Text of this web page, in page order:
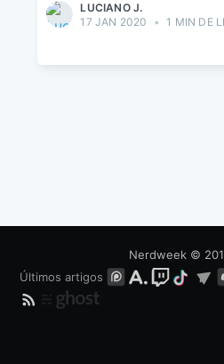
LUCIANO J.
17 JAN 2020
• 1 MIN DE
Nerdweek©
Últimos artigos